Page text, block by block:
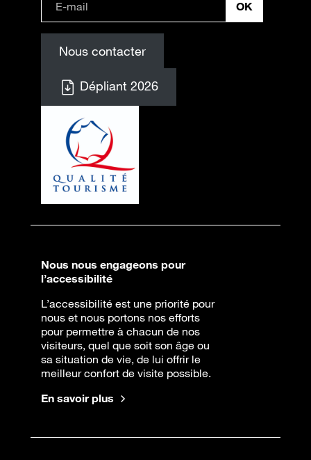
Nous contacter
Dépliant 2026
Nous nous engageons pour
l’accessibilité
L’accessibilité est une priorité pour
nous et nous portons nos efforts
pour permettre à chacun de nos
visiteurs, quel que soit son âge ou
sa situation de vie, de lui offrir le
meilleur confort de visite possible.
En savoir plus